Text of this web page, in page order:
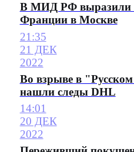
В МИД РФ выразили
Франции в Москве
21:35
21 ДЕК
2022
Во взрыве в
нашли следы DHL
14:01
20 ДЕК
2022